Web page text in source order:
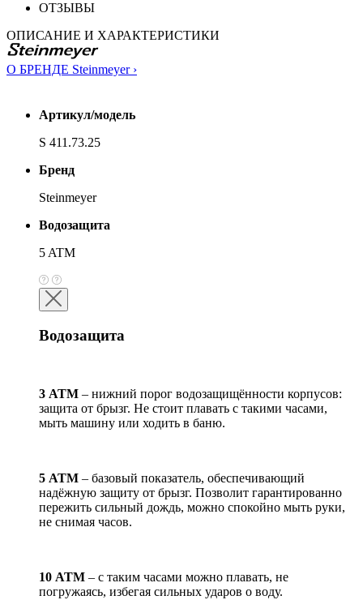
ОТЗЫВЫ
ОПИСАНИЕ И ХАРАКТЕРИСТИКИ
О БРЕНДЕ Steinmeyer ›
Артикул/модель
S 411.73.25
Бренд
Steinmeyer
Водозащита
5 ATM
Водозащита
3 АТМ – нижний порог водозащищённости корпусов:
защита от брызг. Не стоит плавать с такими часами,
мыть машину или ходить в баню.
5 АТМ – базовый показатель, обеспечивающий
надёжную защиту от брызг. Позволит гарантированно
пережить сильный дождь, можно спокойно мыть руки,
не снимая часов.
10 АТМ – с таким часами можно плавать, не
погружаясь, избегая сильных ударов о воду.